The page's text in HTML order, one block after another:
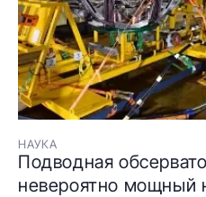
НАУКА
Подводная
невероятно мощный